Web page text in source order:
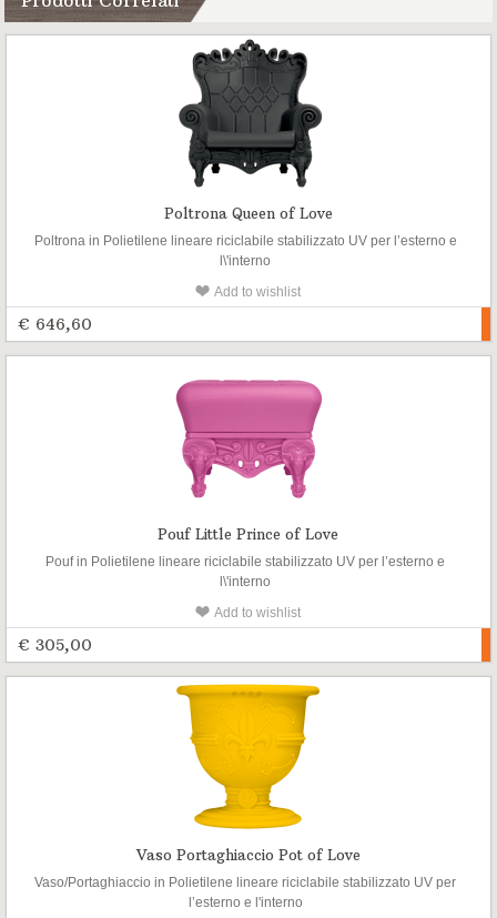
Poltrona Queen of Love
Poltrona in Polietilene lineare riciclabile stabilizzato UV per l’esterno e
l\'interno
Add to wishlist
€ 646,60
Pouf Little Prince of Love
Pouf in Polietilene lineare riciclabile stabilizzato UV per l’esterno e
l\'interno
Add to wishlist
€ 305,00
Vaso Portaghiaccio Pot of Love
Vaso/Portaghiaccio in Polietilene lineare riciclabile stabilizzato UV per
l’esterno e l'interno